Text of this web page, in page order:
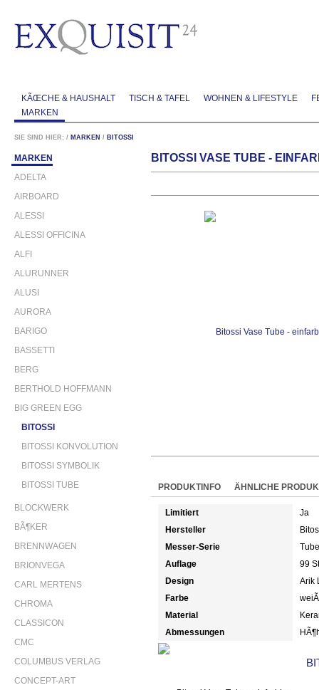
KÃŒCHE & HAUSHALT TISCH & TAFEL WOHNEN & LIFESTYLE
MARKEN
SIE SIND HIER: / MARKEN / BITOSSI
MARKEN
ADELTA
AIRBOARD
ALESSI
ALESSI OFFICINA
ALFI
ALURUNNER
ALUSI
AURORA
BARIGO
BASSETTI
BERG
BERTHOLD HOFFMANN
BIG GREEN EGG
BITOSSI
BITOSSI KONVOLUTION
BITOSSI SYMBOLIK
BITOSSI TUBE
BLOCKWERK
BÃ¶KER
BRENNWAGEN
BRIONVEGA
CARL MERTENS
CHROMA
CLASSICON
CMC
COLUMBUS VERLAG
CONCEPT-ART
BITOSSI VASE TUBE -
PRODUKTINFO ÄHNLICHE
Limitiert
Ja
Hersteller
Messer-Serie
Auflage
99
Design
Arik
Farbe
Material
Abmessungen